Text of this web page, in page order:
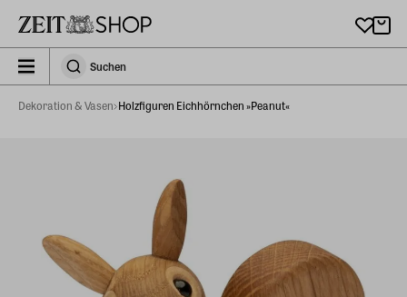
zeit_storefront.components.search.collapsed
SuchenSuchen
Dekoration & Vasen Holzfiguren Eichhörnchen »Peanut«